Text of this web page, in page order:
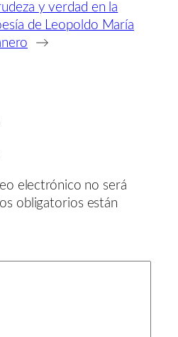
y verdad en la
de Leopoldo María
→
electrónico no será
obligatorios están